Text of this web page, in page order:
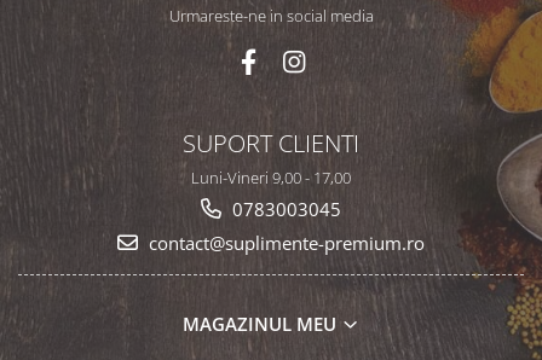
Urmareste-ne in social media
SUPORT CLIENTI
Luni-Vineri 9,00 - 17,00
0783003045
contact@suplimente-premium.ro
MAGAZINUL MEU